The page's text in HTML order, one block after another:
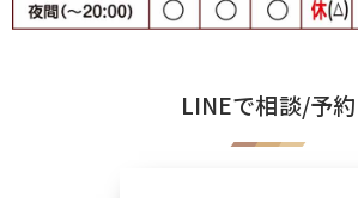
LINEで相談/予約